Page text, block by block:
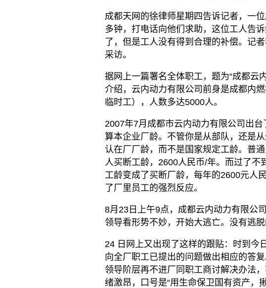
成都天网的徐律师星期四告诉记者，一
多钟，打电话向他们求助，这位工人告
了，但是工人没有得到合理的补偿。记
采访。
据网上一篇署名全体职工，题为“成都云
介绍，云内动力有限公司前身是成都内
临时工），人数多达5000人。
2007年7月成都市云内动力有限公司出
算本企业厂龄。不管你是从部队，还是
认在厂厂龄，而不是国家规定工龄。普
人买断工龄，2600人民币/年。而过了
工龄变成了买断厂龄，每年的2600元人
了厂里员工的强烈反应。
8月23日上午9点，成都云内动力有限公
领导看形势不妙，开始大逃亡。没有逃
24 日网上又出现了这样的跟贴：时到今
向全厂职工已提出的问题做出相应的答
领导阶层再不进厂同职工商讨解决办法
绪激昂，口号是“用生命保卫国有资产，